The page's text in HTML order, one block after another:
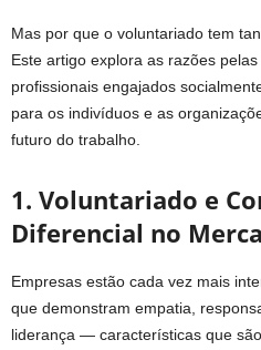
Mas por que o voluntariado tem
Este artigo explora as razões
profissionais engajados
para os indivíduos e as
futuro do trabalho.
1. Voluntariado e
Diferencial no
Empresas estão cada vez mais
que demonstram empatia,
liderança — características que